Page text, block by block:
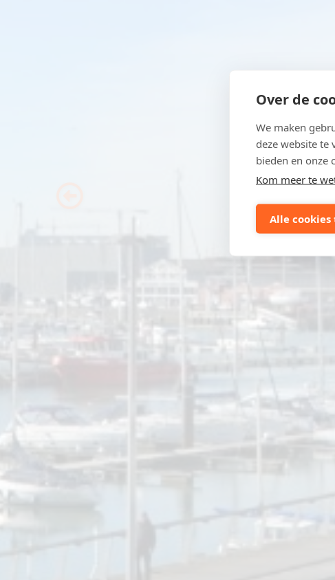
Over de
We maken
deze website te
bieden en onze
Kom meer te
Alle cookies